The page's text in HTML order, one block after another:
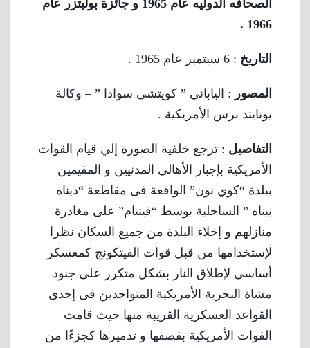
الصحافه الدوليه عام 1965 و جائزة بوليتزر عام
1966 .
التاريخ : 6 سبتمبر عام 1965 .
المصور : الياباني ” كويتشى سوادا ” – وكالة
يونايتد برس الأمريكية .
التفاصيل : ترجع خلفية الصورة إلي قيام القوات
الأمريكية بإجبار الأهالي المدنيين و المقيمين
ببلدة “كوي نون” الواقعة فى مقاطعة “ديناه
بيناه ” الساحلية بوسط “فيتنام” على مغادرة
منازلهم و إخلاء البلدة من جميع السكان نظرا
لإستخدامها من قبل قوات الفيتكونج كمعسكر
أساسي لإطلاق النار بشكل متكرر على جنود
مشاة البحرية الأمريكية المتواجدين فى إحدى
القواعد العسكرية القريبة منها حيث قامت
القوات الأمريكية بقصفها و تدميرها كجزءًا من